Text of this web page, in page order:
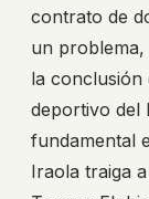
contrato de
un problema,
la conclusión
deportivo del
fundamental
Iraola traiga